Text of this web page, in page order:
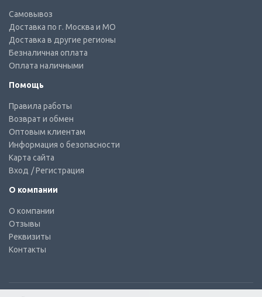
Самовывоз
Доставка по г. Москва и МО
Доставка в другие регионы
Безналичная оплата
Оплата наличными
Помощь
Правила работы
Возврат и обмен
Оптовым клиентам
Информация о безопасности
Карта сайта
Вход / Регистрация
О компании
О компании
Отзывы
Реквизиты
Контакты